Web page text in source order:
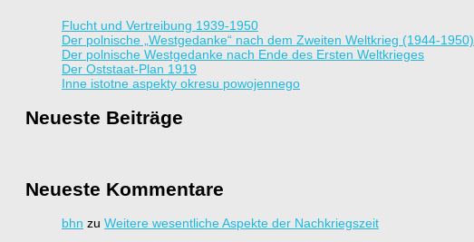
Flucht und Vertreibung 1939-1950
Der polnische „Westgedanke“ nach dem Zweiten Weltkrieg (1944-1950)
Der polnische Westgedanke nach Ende des Ersten Weltkrieges
Der Oststaat-Plan 1919
Inne istotne aspekty okresu powojennego
Neueste Beiträge
Neueste Kommentare
bhn zu Weitere wesentliche Aspekte der Nachkriegszeit